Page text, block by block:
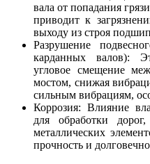
вала от попадания
приводит к
выходу из строя
Разрушение
карданных валов):
угловое смещение
мостом, снижая
сильным вибрациям,
Коррозия: Влияние
для обработки
металлических
прочность и